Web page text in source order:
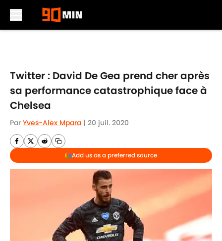
Twitter : David De Gea prend cher après
sa performance catastrophique face à
Chelsea
Par Yves-Alex Mpara | 20 juil. 2020
Add us as a preferred source